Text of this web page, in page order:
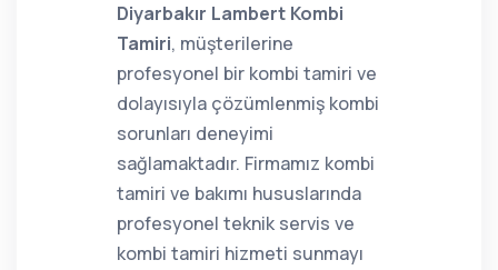
Diyarbakır Lambert Kombi
Tamiri, müşterilerine
profesyonel bir kombi tamiri ve
dolayısıyla çözümlenmiş kombi
sorunları deneyimi
sağlamaktadır. Firmamız kombi
tamiri ve bakımı hususlarında
profesyonel teknik servis ve
kombi tamiri hizmeti sunmayı